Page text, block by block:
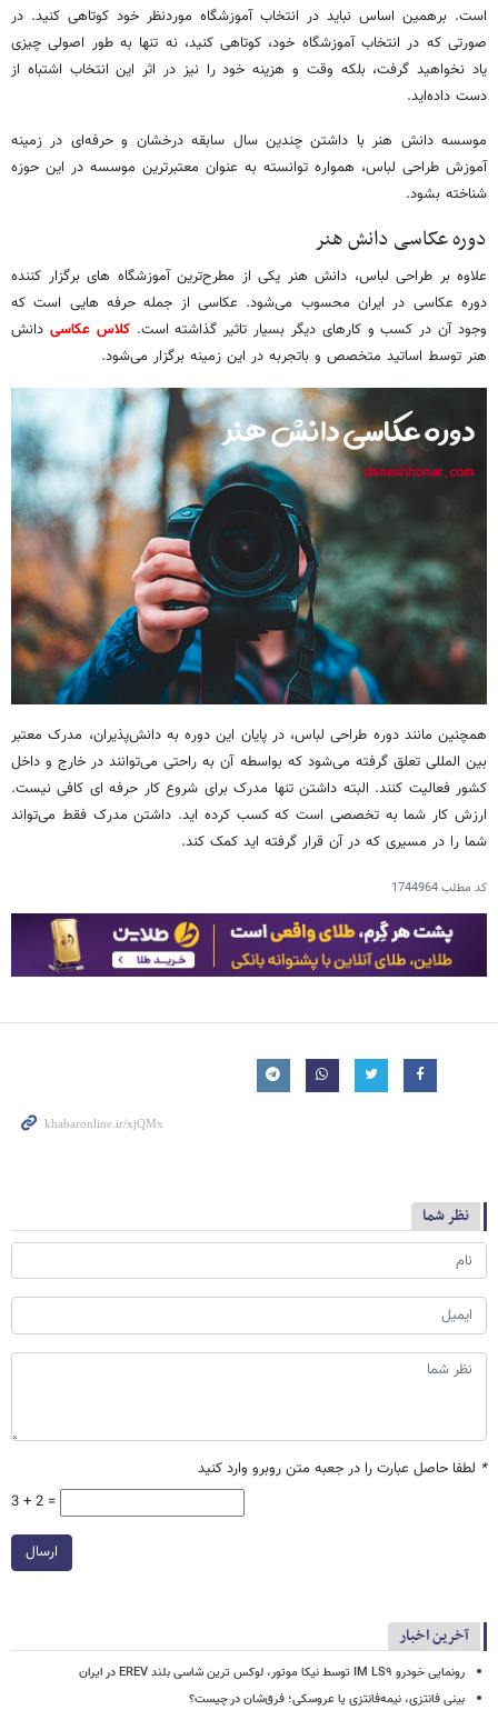
است. برهمین اساس نباید در انتخاب آموزشگاه موردنظر خود کوتاهی کنید. در
صورتی که در انتخاب آموزشگاه خود، کوتاهی کنید، نه تنها به طور اصولی چیزی
یاد نخواهید گرفت، بلکه وقت و هزینه خود را نیز در اثر این انتخاب اشتباه از
دست داده‌اید.
موسسه دانش هنر با داشتن چندین سال سابقه درخشان و حرفه‌ای در زمینه
آموزش طراحی لباس، همواره توانسته به عنوان معتبرترین موسسه در این حوزه
شناخته بشود.
دوره عکاسی دانش هنر
علاوه بر طراحی لباس، دانش هنر یکی از مطرح‌ترین آموزشگاه های برگزار کننده
دوره عکاسی در ایران محسوب می‌شود. عکاسی از جمله حرفه هایی است که
وجود آن در کسب و کارهای دیگر بسیار تاثیر گذاشته است.کلاس عکاسی دانش
هنر توسط اساتید متخصص و باتجربه در این زمینه برگزار می‌شود.
همچنین مانند دوره طراحی لباس، در پایان این دوره به دانش‌پذیران، مدرک معتبر
بین المللی تعلق گرفته می‌شود که بواسطه آن به راحتی می‌توانند در خارج و داخل
کشور فعالیت کنند. البته داشتن تنها مدرک برای شروع کار حرفه ‌ای کافی نیست.
ارزش کار شما به تخصصی است که کسب کرده اید. داشتن مدرک فقط می‌تواند
شما را در مسیری که در آن قرار گرفته اید کمک کند.
کد مطلب1744964
نظر شما
* لطفا حاصل عبارت را در جعبه متن روبرو وارد کنید
3 + 2 =
ارسال
آخرین اخبار
رونمایی خودرو IM LS۹ توسط نیکا موتور، لوکس ترین شاسی بلند EREV در ایران
بینی فانتزی، نیمه‌فانتزی یا عروسکی؛ فرق‌شان در چیست؟